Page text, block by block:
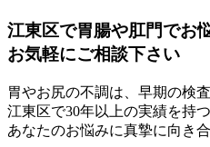
江東区で胃腸や肛門でお
お気軽にご相談下さい
胃やお尻の不調は、早期の検
江東区で30年以上の実績を持つ
あなたのお悩みに真摯に向き合